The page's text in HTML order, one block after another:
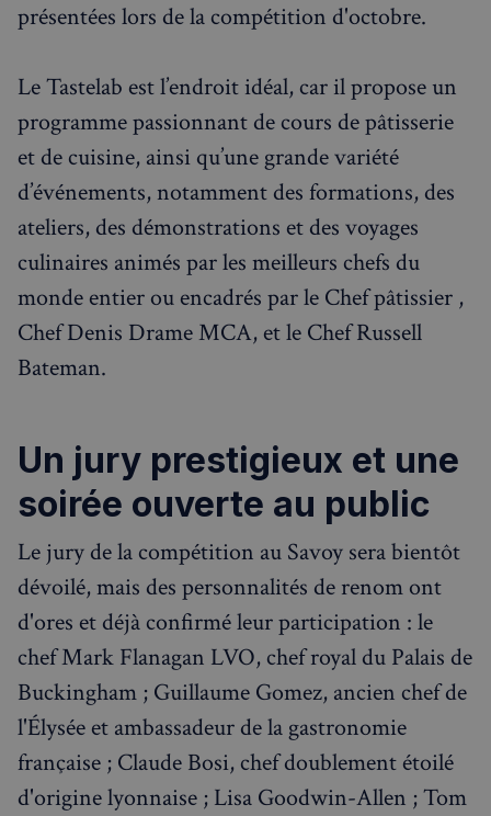
présentées lors de la compétition d'octobre.
Le Tastelab est l’endroit idéal, car il propose un
programme passionnant de cours de pâtisserie
et de cuisine, ainsi qu’une grande variété
d’événements, notamment des formations, des
ateliers, des démonstrations et des voyages
culinaires animés par les meilleurs chefs du
monde entier ou encadrés par le Chef pâtissier ,
Chef Denis Drame MCA, et le Chef Russell
Bateman.
Un jury prestigieux et une
soirée ouverte au public
Le jury de la compétition au Savoy sera bientôt
dévoilé, mais des personnalités de renom ont
d'ores et déjà confirmé leur participation : le
chef Mark Flanagan LVO, chef royal du Palais de
Buckingham ; Guillaume Gomez, ancien chef de
l'Élysée et ambassadeur de la gastronomie
française ; Claude Bosi, chef doublement étoilé
d'origine lyonnaise ; Lisa Goodwin-Allen ; Tom